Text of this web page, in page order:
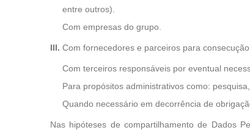
entre outros).
Com empresas do grupo.
III. Com fornecedores e parceiros para
Com terceiros responsáveis por eventual
Para propósitos administrativos como:
Quando necessário em decorrência de
Nas hipóteses de compartilhamento de Dados